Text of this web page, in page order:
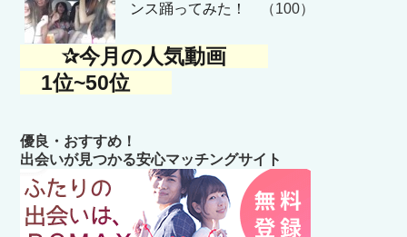
ンス踊ってみた！
（100）
✰今月の人気動画
1位~50位
優良・おすすめ！
出会いが見つかる安心マッチングサイト